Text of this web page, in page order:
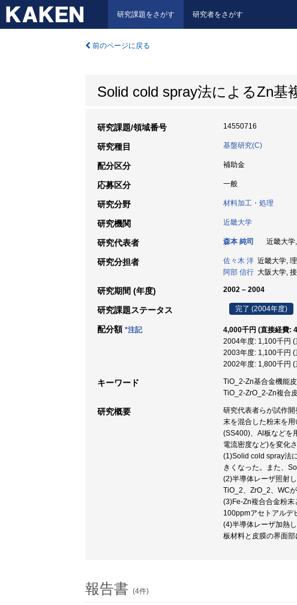
研究課題をさがす 研究者をさがす
前のページに戻る
Solid cold spray法によるZn基
研究課題/領域番号 14550716
研究種目 基盤研究(C)
配分区分 補助金
応募区分 一般
研究分野 材料加工・処理
研究機関 近畿大学
研究代表者 森本 純司 近畿大
研究分担者 佐々木 洋 近畿大学,
阿部 信行 大阪大学,
研究期間 (年度) 2002 – 2004
研究課題ステータス 完了 (2004年度)
配分額 *注記
4,000千円 (直接経費:
2004年度: 1,100千円
2003年度: 1,100千円
2002年度: 1,800千円
キーワード
TiO_2-Zn基合金機能
TiO_2-ZrO_2-Zn複合
研究概要
研究代表者らが試作
末を混合した粉末を
(SS400)、Al板などを
電流密度など)を変化
(1)Solid cold spray法
きくなった。また、
(2)半導体レーザ照射
TiO_2、ZrO_2、WC
(3)Fe-Zn複合合金粉
100ppmアセトアルデ
(4)半導体レーザ加熱
板材料と皮膜の界面部
報告書 (4件)